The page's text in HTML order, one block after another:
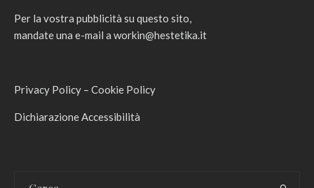
Per la vostra pubblicità su questo sito,
mandate una e-mail a workin@hestetika.it
Privacy Policy – Cookie Policy
Dichiarazione Accessibilità